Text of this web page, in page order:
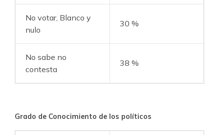
No votar, Blanco y
nulo
30 %
No sabe no
contesta
38 %
Grado de Conocimiento de los políticos